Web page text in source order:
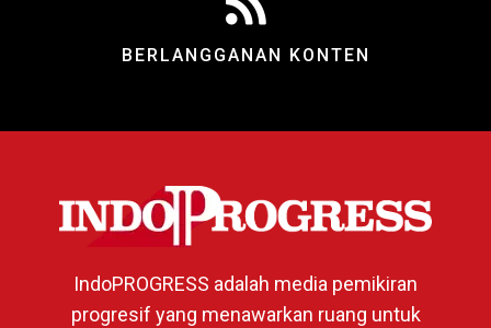
BERLANGGANAN KONTEN
IndoPROGRESS adalah media pemikiran
progresif yang menawarkan ruang untuk